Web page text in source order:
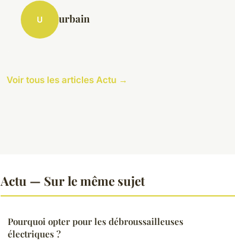
U urbain
Voir tous les articles Actu →
Actu — Sur le même sujet
Pourquoi opter pour les débroussailleuses
électriques ?